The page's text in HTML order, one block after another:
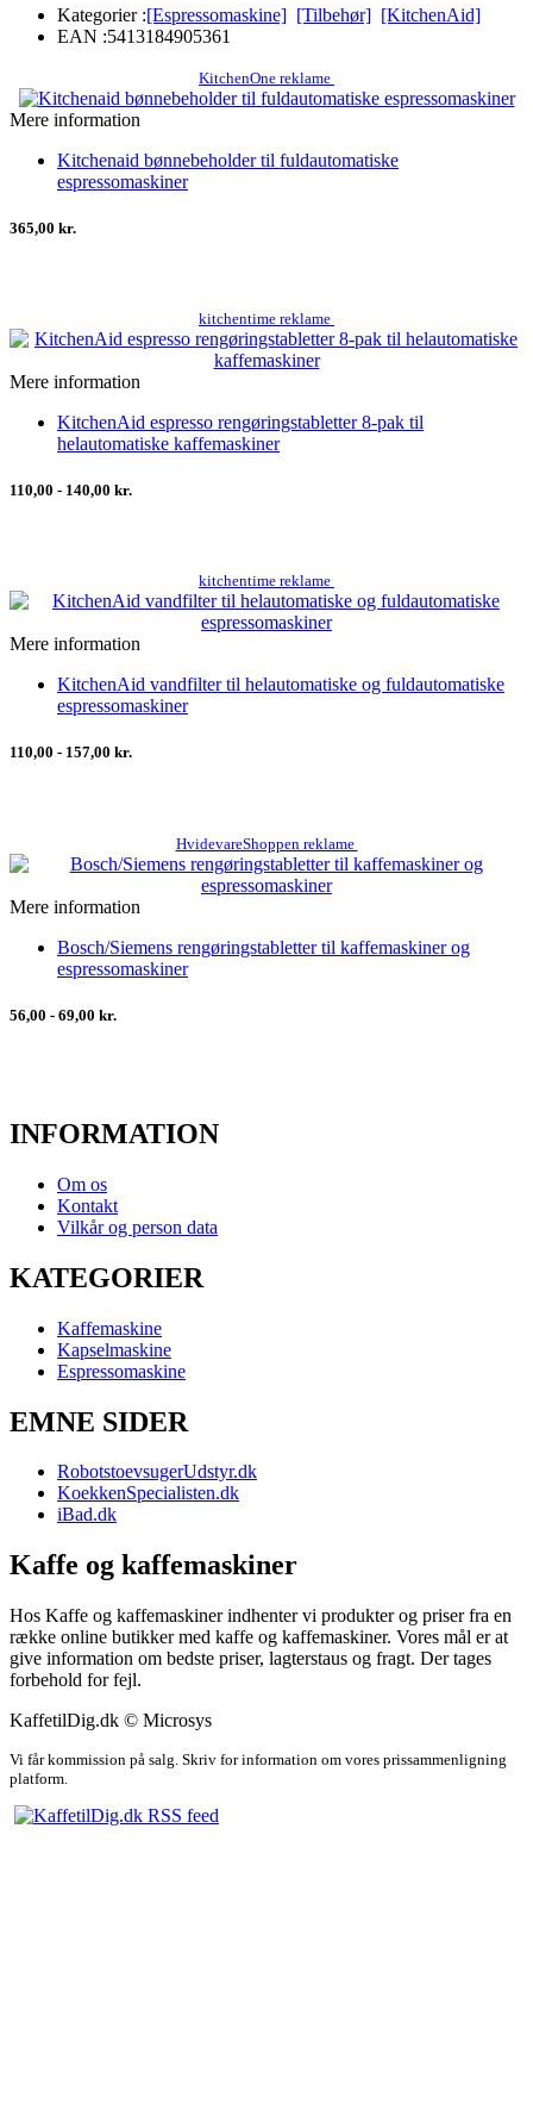
Kategorier :[Espressomaskine] [Tilbehør] [KitchenAid]
EAN :5413184905361
KitchenOne reklame
Mere information
Kitchenaid bønnebeholder til fuldautomatiske
espressomaskiner
365,00 kr.
kitchentime reklame
Mere information
KitchenAid espresso rengøringstabletter 8-pak til
helautomatiske kaffemaskiner
110,00 - 140,00 kr.
kitchentime reklame
Mere information
KitchenAid vandfilter til helautomatiske og fuldautomatiske
espressomaskiner
110,00 - 157,00 kr.
HvidevareShoppen reklame
Mere information
Bosch/Siemens rengøringstabletter til kaffemaskiner og
espressomaskiner
56,00 - 69,00 kr.
INFORMATION
Om os
Kontakt
Vilkår og person data
KATEGORIER
Kaffemaskine
Kapselmaskine
Espressomaskine
EMNE SIDER
RobotstoevsugerUdstyr.dk
KoekkenSpecialisten.dk
iBad.dk
Kaffe og kaffemaskiner
Hos Kaffe og kaffemaskiner indhenter vi produkter og priser fra en
række online butikker med kaffe og kaffemaskiner. Vores mål er at
give information om bedste priser, lagterstaus og fragt. Der tages
forbehold for fejl.
KaffetilDig.dk © Microsys
Vi får kommission på salg. Skriv for information om vores prissammenligning
platform.